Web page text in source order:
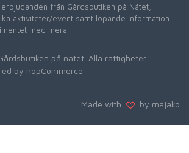
från Gårdsbutiken på Nätet,
aktiviteter/event samt löpande information
med mera.
på nätet. Alla rättigheter
by nopCommerce
Made with by majako